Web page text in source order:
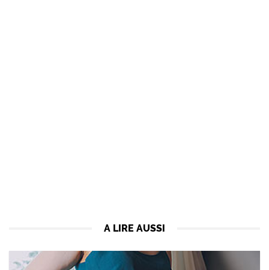
A LIRE AUSSI